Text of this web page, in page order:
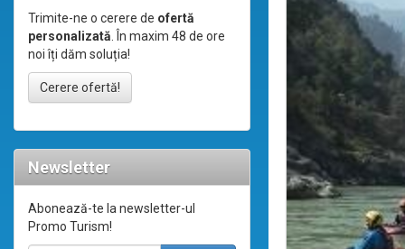
Trimite-ne o cerere de ofertă
personalizată. În maxim 48 de ore
noi îți dăm soluția!
Cerere ofertă!
Newsletter
Abonează-te la newsletter-ul
Promo Turism!